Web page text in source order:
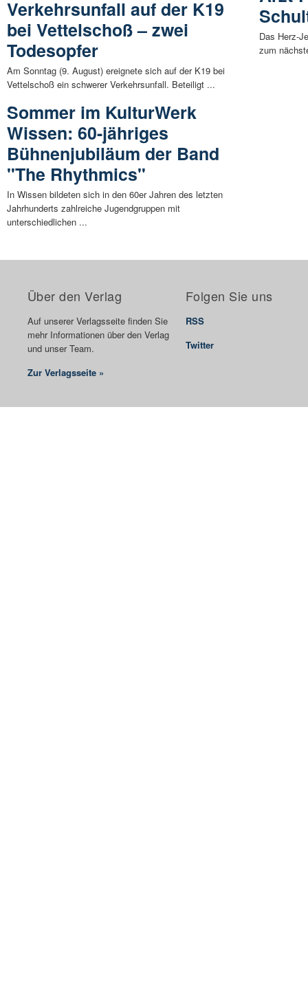
Verkehrsunfall auf der K19
bei Vettelschoß – zwei
Todesopfer
Am Sonntag (9. August) ereignete sich auf der K19 bei
Vettelschoß ein schwerer Verkehrsunfall. Beteiligt ...
Sommer im KulturWerk
Wissen: 60-jähriges
Bühnenjubiläum der Band
"The Rhythmics"
In Wissen bildeten sich in den 60er Jahren des letzten
Jahrhunderts zahlreiche Jugendgruppen mit
unterschiedlichen ...
Das Herz-
zum
Über den Verlag
Auf unserer Verlagsseite finden Sie
mehr Informationen über den Verlag
und unser Team.
Zur Verlagsseite »
Folgen Sie uns
RSS
Twitter